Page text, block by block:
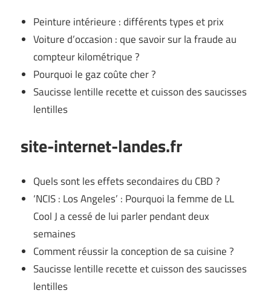
Peinture intérieure : différents types et prix
Voiture d’occasion : que savoir sur la fraude au
compteur kilométrique ?
Pourquoi le gaz coûte cher ?
Saucisse lentille recette et cuisson des saucisses
lentilles
site-internet-landes.fr
Quels sont les effets secondaires du CBD ?
‘NCIS : Los Angeles’ : Pourquoi la femme de LL
Cool J a cessé de lui parler pendant deux
semaines
Comment réussir la conception de sa cuisine ?
Saucisse lentille recette et cuisson des saucisses
lentilles